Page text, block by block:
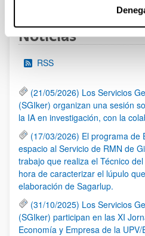
Noticias
RSS
(21/05/2026) Los Servicios
(SGIker) organizan una sesión
la IA en investigación, con la
(17/03/2026) El programa de
espacio al Servicio de RMN de
trabajo que realiza el Técnico
hora de caracterizar el lúpulo
elaboración de Sagarlup.
(31/10/2025) Los Servicios
(SGIker) participan en las XI
Economía y Empresa de la UPV/